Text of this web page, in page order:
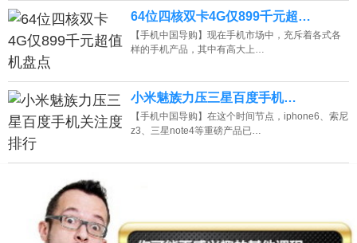
64位四核双卡4G仅899千元超…
【手机中国导购】现在手机市场中，充斥着各式各
样的手机产品，其中有高大上…
小米魅族力压三星百度手机…
【手机中国导购】在这个时间节点，iphone6、索尼
z3、三星note4等重磅产品已…